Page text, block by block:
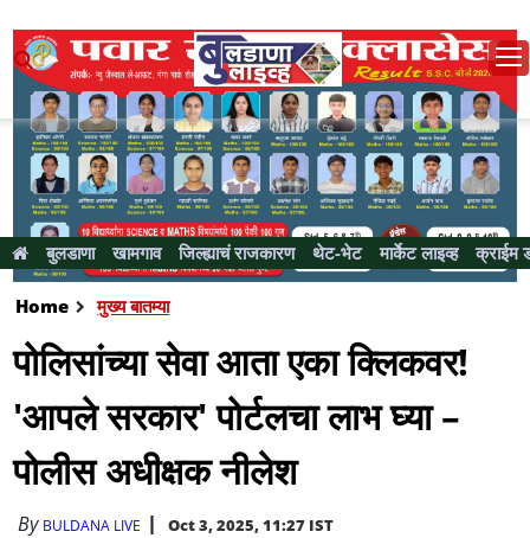
बुलडाणा खामगाव जिल्ह्याचं राजकारण थेट-भेट मार्केट लाइव्ह क्राईम
Home मुख्य बातम्या
पोलिसांच्या सेवा आता एका क्लिकवर!
'आपले सरकार' पोर्टलचा लाभ घ्या –
पोलीस अधीक्षक नीलेश
By BULDANA LIVE Oct 3, 2025, 11:27 IST